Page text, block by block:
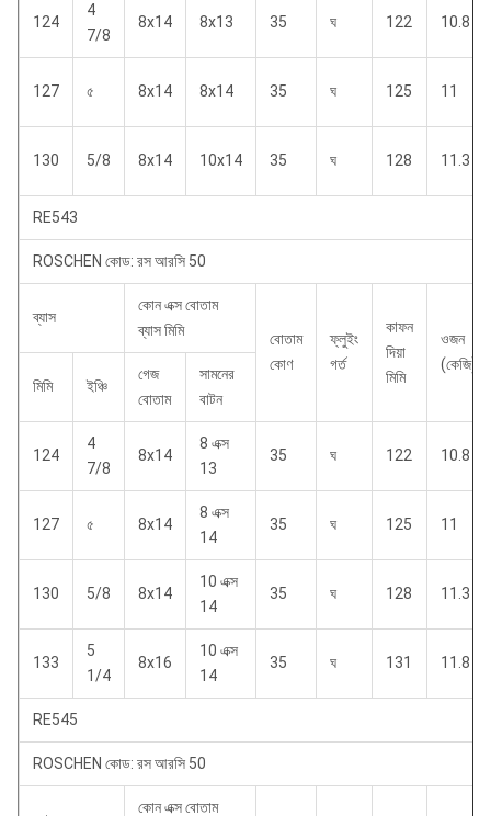
124
4
7/8
8x14 8x13 35 ঘ 122 10.8
127 ৫ 8x14 8x14 35 ঘ 125 11
130 5/8 8x14 10x14 35 ঘ 128 11.3
RE543
ROSCHEN কোড: রস আরসি 50
ব্যাস
কোন এক্স বোতাম
ব্যাস মিমি
বোতাম
কোণ
ফ্লুইং
গর্ত
কাফন
দিয়া
মিমি
ওজন
(কেজি)
মিমি
ইঞ্চি
গেজ
বোতাম
সামনের
বাটন
124
4
7/8
8x14
8 এক্স
13
35 ঘ 122 10.8
127 ৫ 8x14
8 এক্স
14
35 ঘ 125 11
130 5/8 8x14
10 এক্স
14
35 ঘ 128 11.3
133
5
1/4
8x16
10 এক্স
14
35 ঘ 131 11.8
RE545
ROSCHEN কোড: রস আরসি 50
কোন এক্স বোতাম